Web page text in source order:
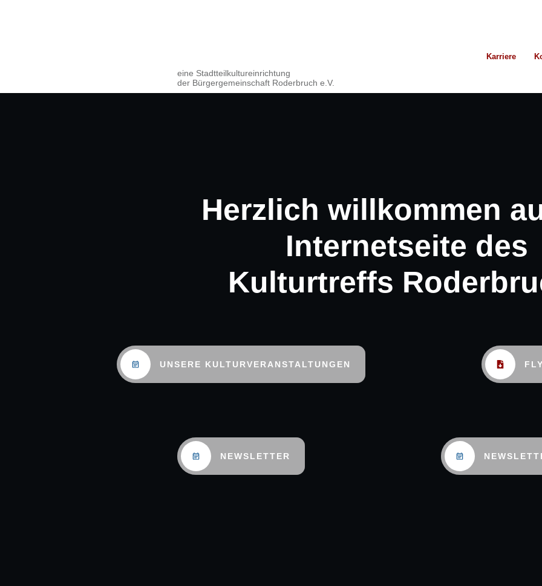
eine Stadtteilkultureinrichtung
der Bürgergemeinschaft Roderbruch e.V.
Karriere
Herzlich willkommen
Internetseite des
Kulturtreffs
UNSERE KULTURVERANSTALTUNGEN
NEWSLETTER